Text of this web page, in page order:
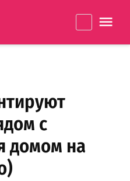
с
домом на